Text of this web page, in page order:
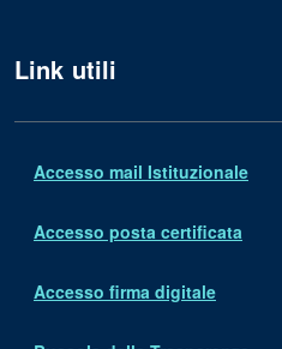
Link utili
Accesso mail Istituzionale
Accesso posta certificata
Accesso firma digitale